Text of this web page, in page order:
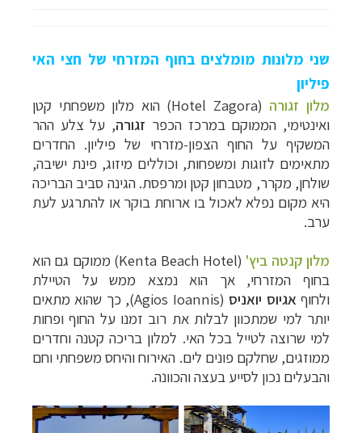
שני מלונות מומלצים בחוף המזרחי של חצי האי
פיליון
מלון זגורה (
Hotel Zagora) הוא מלון משפחתי קטן
ואינטימי, הממוקם במרכז הכפר זגורה, על צלע ההר
המשקיף על החוף הצפון-מזרחי של פיליון. החדרים
מתאימים לזוגות ומשפחות, וכוללים מיזוג, פינת ישיבה,
שולחן, מקרר, מטבחון קטן ומרפסת. הגינה סביב הבריכה
היא מקום נפלא לאכול בו ארוחת בוקר או להתרגע לעת
ערב.
מלון קנטה ביץ' (
Kenta Beach Hotel) ממוקם גם הוא
בחוף המזרחי, אך הוא נמצא ממש על הטיילת
ולחוף אגיוס יואניס (Agios Ioannis)
, כך שהוא מתאים
יותר למי שמתכוון לבלות את רוב זמנו על החוף ופחות
למי שרוצה לטייל בכל האי. למלון בריכה קטנה וחדרים
ממוזגים, שחלקם פונים לים. האירוח והיחס משפחתי וחם
והבעלים נכון לסייע בעצה והכוונה.